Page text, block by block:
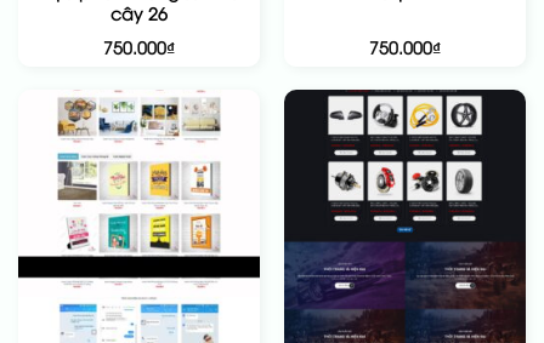
cây 26
750.000₫ 750.000₫